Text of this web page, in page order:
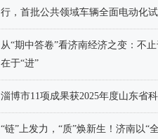
行，首批公共领域车辆全面电动化
从“期中答卷”看济南经济之变：不止
在于“进”
淄博市11项成果获2025年度山东省
“链”上发力，“质”焕新生！济南以“